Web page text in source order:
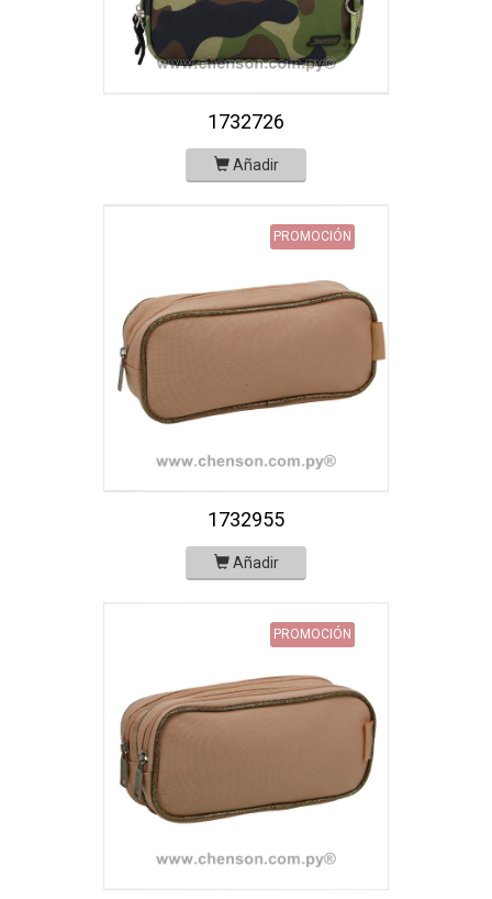
1732726
Añadir
PROMOCIÓN
1732955
Añadir
PROMOCIÓN